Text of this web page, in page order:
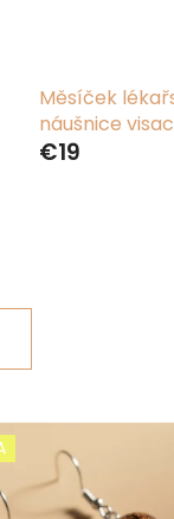
Měsíček
náušnice
€19